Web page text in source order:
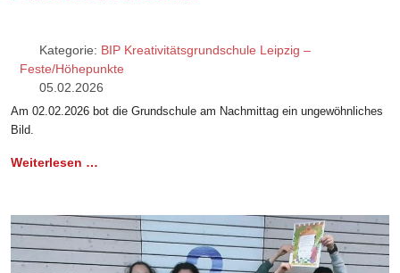
Kategorie: BIP Kreativitätsgrundschule Leipzig –
Feste/Höhepunkte
05.02.2026
Am 02.02.2026 bot die Grundschule am Nachmittag ein ungewöhnliches
Bild.
Weiterlesen …